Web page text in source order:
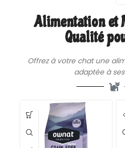
Alimentation et
Qualité
Offrez à votre chat une
adaptée à